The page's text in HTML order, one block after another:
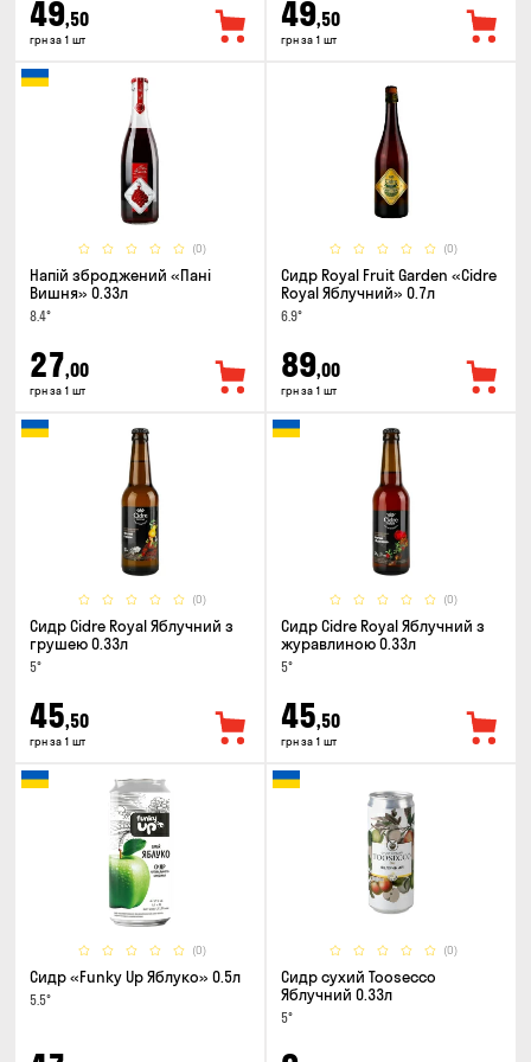
49,50
грн за 1 шт
49,50
грн за 1 шт
(0)
Напій зброджений «Пані
Вишня» 0.33л
8.4°
27,00
грн за 1 шт
(0)
Сидр Royal Fruit Garden «Cidre
Royal Яблучний» 0.7л
6.9°
89,00
грн за 1 шт
(0)
Сидр Cidre Royal Яблучний з
грушею 0.33л
5°
45,50
грн за 1 шт
(0)
Сидр Cidre Royal Яблучний з
журавлиною 0.33л
5°
45,50
грн за 1 шт
(0)
Сидр «Funky Up Яблуко» 0.5л
5.5°
(0)
Сидр сухий Toosecco
Яблучний 0.33л
5°